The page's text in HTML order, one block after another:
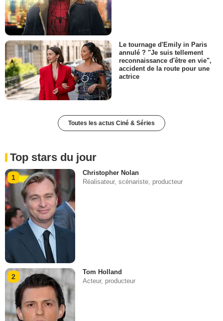
Le tournage d'Emily in Paris
annulé ? "Je suis tellement
reconnaissance d'être en vie",
accident de la route pour une
actrice
Toutes les actus Ciné & Séries
Top stars du jour
1
Christopher Nolan
Réalisateur, scénariste, producteur
2
Tom Holland
Acteur, producteur